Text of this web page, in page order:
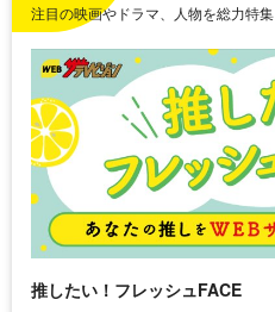
注目の映画やドラマ、人物を総力特集
推したい！フレッシュFACE